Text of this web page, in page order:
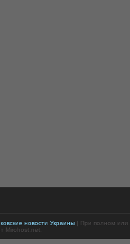
новости Украины| При полном или
Mirohost.net.